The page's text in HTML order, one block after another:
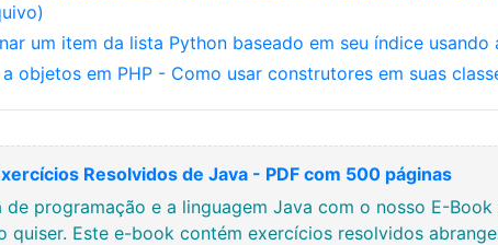
um item da lista Python baseado em seu índice usando
objetos em PHP - Como usar construtores em suas
Resolvidos de Java - PDF com 500 páginas
de programação e a linguagem Java com o nosso E-
quiser. Este e-book contém exercícios resolvidos